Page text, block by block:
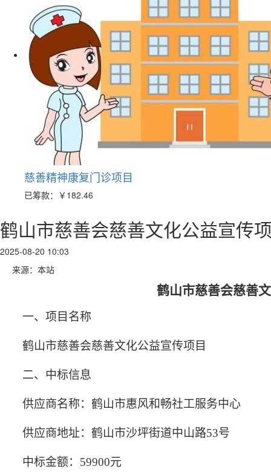
慈善精神康复门诊项目
已筹款： ￥182.46
鹤山市慈善会慈善文化公益宣传
2025-08-20 10:03
来源：本站
鹤山市慈善会慈善
一、项目名称
鹤山市慈善会慈善文化公益宣传项目
二、中标信息
供应商名称：鹤山市惠风和畅社工服务中心
供应商地址：鹤山市沙坪街道中山路53号
中标金额： 59900元